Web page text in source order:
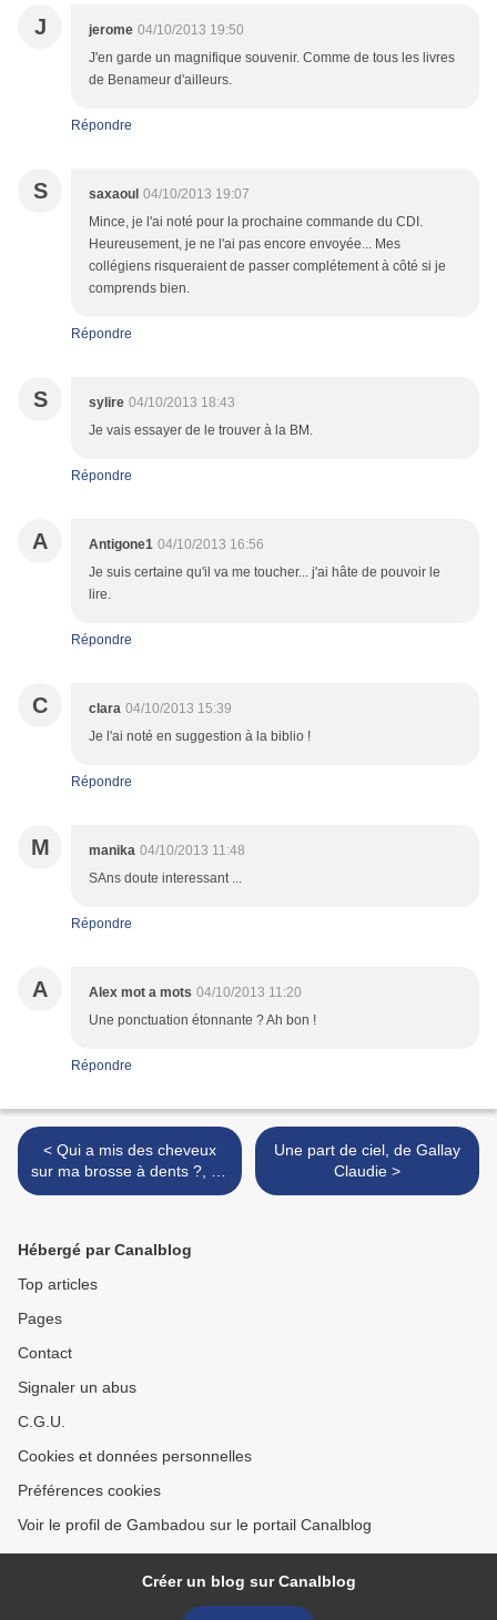
J jerome 04/10/2013 19:50
J'en garde un magnifique souvenir. Comme de tous les livres
de Benameur d'ailleurs.
Répondre
S saxaoul 04/10/2013 19:07
Mince, je l'ai noté pour la prochaine commande du CDI.
Heureusement, je ne l'ai pas encore envoyée... Mes
collégiens risqueraient de passer complétement à côté si je
comprends bien.
Répondre
S sylire 04/10/2013 18:43
Je vais essayer de le trouver à la BM.
Répondre
A Antigone1 04/10/2013 16:56
Je suis certaine qu'il va me toucher... j'ai hâte de pouvoir le
lire.
Répondre
C clara 04/10/2013 15:39
Je l'ai noté en suggestion à la biblio !
Répondre
M manika 04/10/2013 11:48
SAns doute interessant ...
Répondre
A Alex mot a mots 04/10/2013 11:20
Une ponctuation étonnante ? Ah bon !
Répondre
< Qui a mis des cheveux
sur ma brosse à dents ?, de
Spinelli Jerry
Une part de ciel, de Gallay
Claudie >
Hébergé par Canalblog
Top articles
Pages
Contact
Signaler un abus
C.G.U.
Cookies et données personnelles
Préférences cookies
Voir le profil de Gambadou sur le portail Canalblog
Créer un blog sur Canalblog